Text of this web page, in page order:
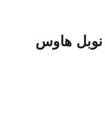
نوبل هاوس